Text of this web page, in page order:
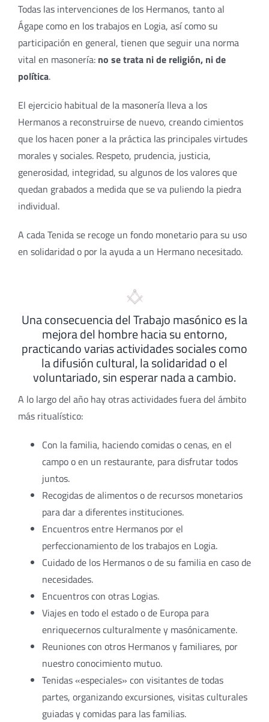
Todas las intervenciones de los Hermanos, tanto al
Ágape como en los trabajos en Logia, así como su
participación en general, tienen que seguir una norma
vital en masonería: no se trata ni de religión, ni de
política.
El ejercicio habitual de la masonería lleva a los
Hermanos a reconstruirse de nuevo, creando cimientos
que los hacen poner a la práctica las principales virtudes
morales y sociales. Respeto, prudencia, justicia,
generosidad, integridad, su algunos de los valores que
quedan grabados a medida que se va puliendo la piedra
individual.
A cada Tenida se recoge un fondo monetario para su uso
en solidaridad o por la ayuda a un Hermano necesitado.
Una consecuencia del Trabajo masónico es la
mejora del hombre hacia su entorno,
practicando varias actividades sociales como
la difusión cultural, la solidaridad o el
voluntariado, sin esperar nada a cambio.
A lo largo del año hay otras actividades fuera del ámbito
más ritualístico:
Con la familia, haciendo comidas o cenas, en el
campo o en un restaurante, para disfrutar todos
juntos.
Recogidas de alimentos o de recursos monetarios
para dar a diferentes instituciones.
Encuentros entre Hermanos por el
perfeccionamiento de los trabajos en Logia.
Cuidado de los Hermanos o de su familia en caso de
necesidades.
Encuentros con otras Logias.
Viajes en todo el estado o de Europa para
enriquecernos culturalmente y masónicamente.
Reuniones con otros Hermanos y familiares, por
nuestro conocimiento mutuo.
Tenidas «especiales» con visitantes de todas
partes, organizando excursiones, visitas culturales
guiadas y comidas para las familias.